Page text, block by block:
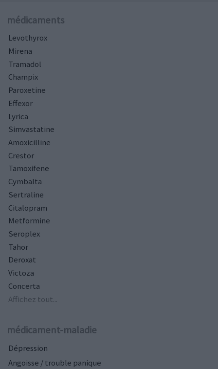
médicaments
Levothyrox
Mirena
Tramadol
Champix
Paroxetine
Effexor
Lyrica
Simvastatine
Amoxicilline
Crestor
Tamoxifene
Cymbalta
Sertraline
Citalopram
Metformine
Seroplex
Tahor
Deroxat
Victoza
Concerta
Affichez tout...
médicament-maladie
Dépression
Angoisse / trouble panique